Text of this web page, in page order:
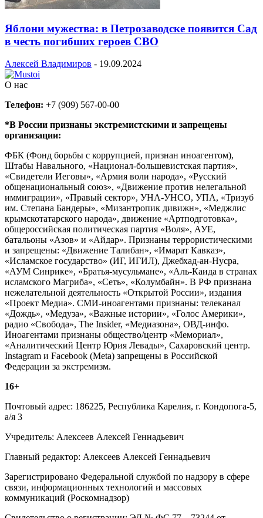
Яблони мужества: в Петрозаводске появится Сад
в честь погибших героев СВО
Алексей Владимиров - 19.09.2024
О нас
Телефон: +7 (909) 567-00-00
*В России признаны экстремистскими и запрещены
организации:
ФБК (Фонд борьбы с коррупцией, признан иноагентом),
Штабы Навального, «Национал-большевистская партия»,
«Свидетели Иеговы», «Армия воли народа», «Русский
общенациональный союз», «Движение против нелегальной
иммиграции», «Правый сектор», УНА-УНСО, УПА, «Тризуб
им. Степана Бандеры», «Мизантропик дивижн», «Меджлис
крымскотатарского народа», движение «Артподготовка»,
общероссийская политическая партия «Воля», АУЕ,
батальоны «Азов» и «Айдар». Признаны террористическими
и запрещены: «Движение Талибан», «Имарат Кавказ»,
«Исламское государство» (ИГ, ИГИЛ), Джебхад-ан-Нусра,
«АУМ Синрике», «Братья-мусульмане», «Аль-Каида в странах
исламского Магриба», «Сеть», «Колумбайн». В РФ признана
нежелательной деятельность «Открытой России», издания
«Проект Медиа». СМИ-иноагентами признаны: телеканал
«Дождь», «Медуза», «Важные истории», «Голос Америки»,
радио «Свобода», The Insider, «Медиазона», ОВД-инфо.
Иноагентами признаны общество/центр «Мемориал»,
«Аналитический Центр Юрия Левады», Сахаровский центр.
Instagram и Facebook (Metа) запрещены в Российской
Федерации за экстремизм.
16+
Почтовый адрес: 186225, Республика Карелия, г. Кондопога-5,
а/я 3
Учредитель: Алексеев Алексей Геннадьевич
Главный редактор: Алексеев Алексей Геннадьевич
Зарегистрировано Федеральной службой по надзору в сфере
связи, информационных технологий и массовых
коммуникаций (Роскомнадзор)